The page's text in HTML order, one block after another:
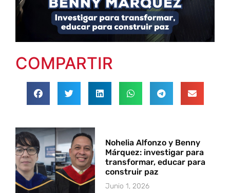
COMPARTIR
Nohelia Alfonzo y Benny
Márquez: investigar para
transformar, educar para
construir paz
Junio 1, 2026